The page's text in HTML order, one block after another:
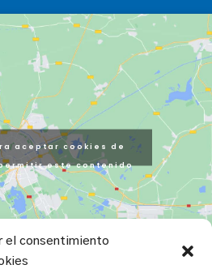
el consentimiento
aceptar cookies de
este contenido